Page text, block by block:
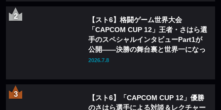
【スト6】格闘ゲーム世界大会
「CAPCOM CUP 12」王者・さはら選
手のスペシャルインタビューPart1が
公開——決勝の舞台裏と世界一になっ
て変わったこと
2026.7.8
【スト6】「CAPCOM CUP 12」優勝
のさはら選手による対談＆レクチャー